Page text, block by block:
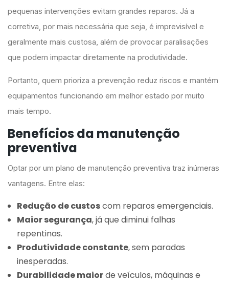
pequenas intervenções evitam grandes reparos. Já a
corretiva, por mais necessária que seja, é imprevisível e
geralmente mais custosa, além de provocar paralisações
que podem impactar diretamente na produtividade.
Portanto, quem prioriza a prevenção reduz riscos e mantém
equipamentos funcionando em melhor estado por muito
mais tempo.
Benefícios da manutenção
preventiva
Optar por um plano de manutenção preventiva traz inúmeras
vantagens. Entre elas:
Redução de custoscom reparos emergenciais.
Maior segurança, já que diminui falhas
repentinas.
Produtividade constante, sem paradas
inesperadas.
Durabilidade maiorde veículos, máquinas e